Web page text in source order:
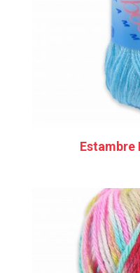
Estambre